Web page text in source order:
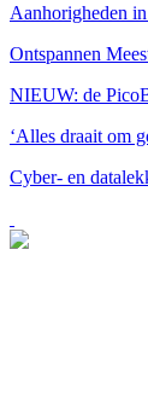
Aanhorigheden in
Ontspannen
NIEUW: de
‘Alles draait om
Cyber- en